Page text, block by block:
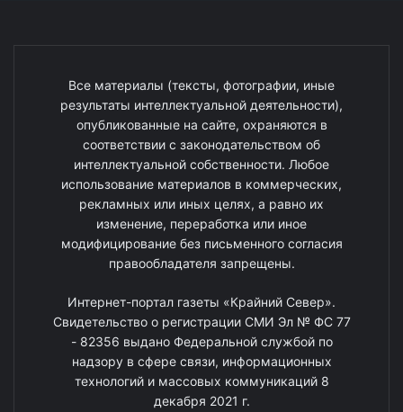
Все материалы (тексты, фотографии, иные
результаты интеллектуальной деятельности),
опубликованные на сайте, охраняются в
соответствии с законодательством об
интеллектуальной собственности. Любое
использование материалов в коммерческих,
рекламных или иных целях, а равно их
изменение, переработка или иное
модифицирование без письменного согласия
правообладателя запрещены.
Интернет-портал газеты «Крайний Север».
Свидетельство о регистрации СМИ Эл № ФС 77
- 82356 выдано Федеральной службой по
надзору в сфере связи, информационных
технологий и массовых коммуникаций 8
декабря 2021 г.